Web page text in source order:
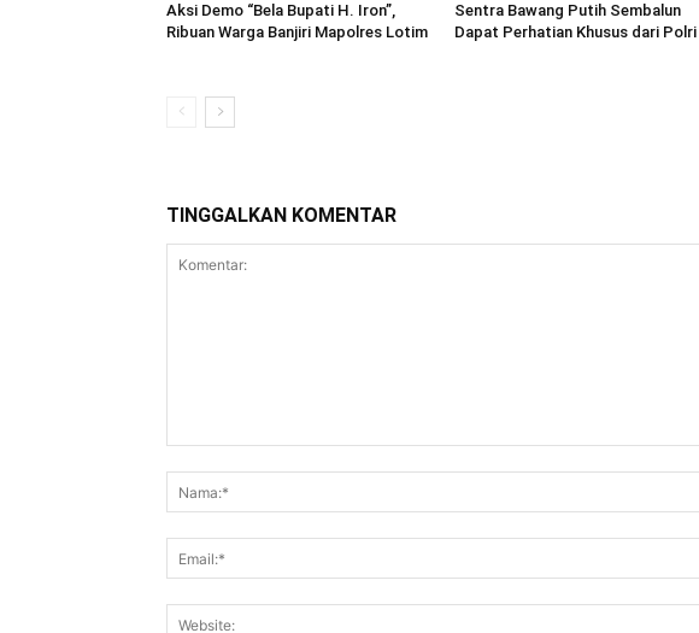
Aksi Demo “Bela Bupati H. Iron”,
Ribuan Warga Banjiri Mapolres Lotim
Sentra Bawang Putih Sembalun
Dapat Perhatian Khusus dari Polri
TINGGALKAN KOMENTAR